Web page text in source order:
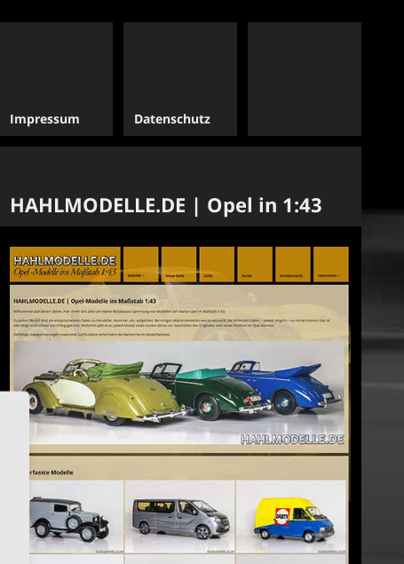
Impressum Datenschutz
HAHLMODELLE.DE | Opel in 1:43